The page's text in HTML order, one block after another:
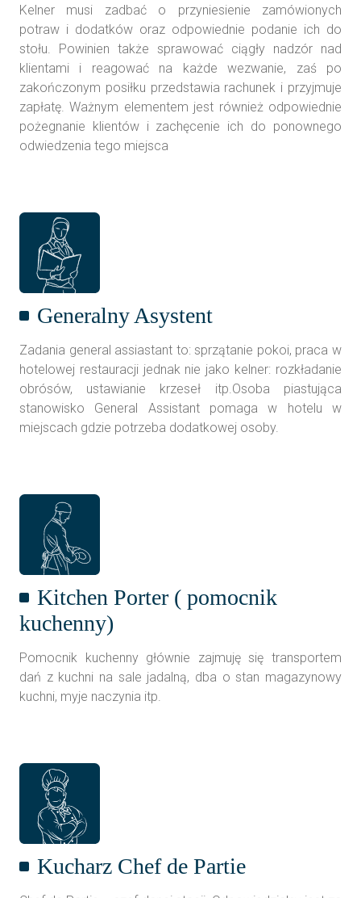
Kelner musi zadbać o przyniesienie zamówionych
potraw i dodatków oraz odpowiednie podanie ich do
stołu. Powinien także sprawować ciągły nadzór nad
klientami i reagować na każde wezwanie, zaś po
zakończonym posiłku przedstawia rachunek i przyjmuje
zapłatę. Ważnym elementem jest również odpowiednie
pożegnanie klientów i zachęcenie ich do ponownego
odwiedzenia tego miejsca
Generalny Asystent
Zadania general assiastant to: sprzątanie pokoi, praca w
hotelowej restauracji jednak nie jako kelner: rozkładanie
obrósów, ustawianie krzeseł itp.Osoba piastująca
stanowisko General Assistant pomaga w hotelu w
miejscach gdzie potrzeba dodatkowej osoby.
Kitchen Porter ( pomocnik
kuchenny)
Pomocnik kuchenny głównie zajmuję się transportem
dań z kuchni na sale jadalną, dba o stan magazynowy
kuchni, myje naczynia itp.
Kucharz Chef de Partie